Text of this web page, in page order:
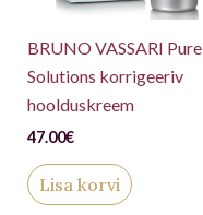
BRUNO VASSARI Pure
Solutions korrigeeriv
hoolduskreem
47.00€
Lisa korvi